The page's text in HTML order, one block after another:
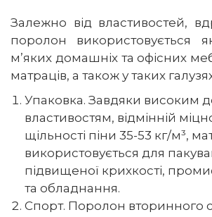
Залежно від властивостей,
поролон використовується
м’яких домашніх та офісних
матраців, а також у таких
Упаковка. Завдяки високим
властивостям, відмінній
щільності піни 35-53 кг/м³,
використовується для
підвищеної крихкості,
та обладнання.
Спорт. Поролон вторинного